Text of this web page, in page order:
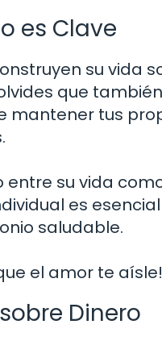
es Clave
su vida
que
mantener tus
entre su vida
es
saludable.
el amor te aísle!
Dinero